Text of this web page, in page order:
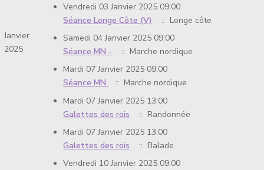
Janvier
2025
Vendredi 03 Janvier 2025 09:00
Séance Longe Côte (V)
:: Longe côte
Samedi 04 Janvier 2025 09:00
Séance MN -
:: Marche nordique
Mardi 07 Janvier 2025 09:00
Séance MN
:: Marche nordique
Mardi 07 Janvier 2025 13:00
Galettes des rois
:: Randonnée
Mardi 07 Janvier 2025 13:00
Galettes des rois
:: Balade
Vendredi 10 Janvier 2025 09:00